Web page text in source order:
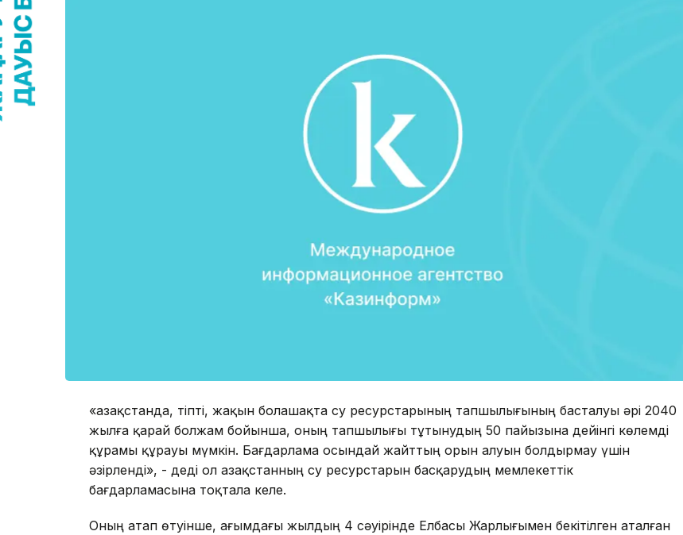
«Қазақстанда, тіпті, жақын болашақта су ресурстарының тапшылығының басталуы әрі 2040
жылға қарай болжам бойынша, оның тапшылығы тұтынудың 50 пайызына дейінгі көлемді
құрамы құрауы мүмкін. Бағдарлама осындай жайттың орын алуын болдырмау үшін
әзірленді», - деді ол Қазақстанның су ресурстарын басқарудың мемлекеттік
бағдарламасына тоқтала келе.
Оның атап өтуінше, ағымдағы жылдың 4 сәуірінде Елбасы Жарлығымен бекітілген аталған